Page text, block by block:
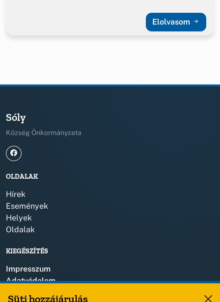
Elolvasom
Sóly
Község Önkormányzata
OLDALAK
Hírek
Események
Helyek
Oldalak
KIEGÉSZÍTÉS
Impresszum
Adatvédelem
Süti hozzájárulás